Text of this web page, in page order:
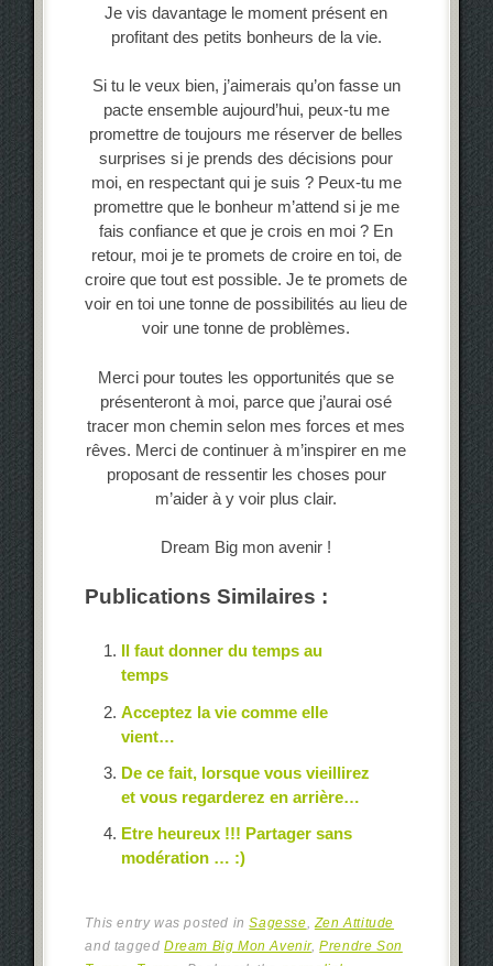
Je vis davantage le moment présent en
profitant des petits bonheurs de la vie.
Si tu le veux bien, j’aimerais qu’on fasse un
pacte ensemble aujourd’hui, peux-tu me
promettre de toujours me réserver de belles
surprises si je prends des décisions pour
moi, en respectant qui je suis ? Peux-tu me
promettre que le bonheur m’attend si je me
fais confiance et que je crois en moi ? En
retour, moi je te promets de croire en toi, de
croire que tout est possible. Je te promets de
voir en toi une tonne de possibilités au lieu de
voir une tonne de problèmes.
Merci pour toutes les opportunités que se
présenteront à moi, parce que j’aurai osé
tracer mon chemin selon mes forces et mes
rêves. Merci de continuer à m’inspirer en me
proposant de ressentir les choses pour
m’aider à y voir plus clair.
Dream Big mon avenir !
Publications Similaires :
Il faut donner du temps au
temps
Acceptez la vie comme elle
vient…
De ce fait, lorsque vous vieillirez
et vous regarderez en arrière…
Etre heureux !!! Partager sans
modération … :)
This entry was posted inSagesse Zen Attitude
and taggedDream Big Mon Avenir,Prendre Son